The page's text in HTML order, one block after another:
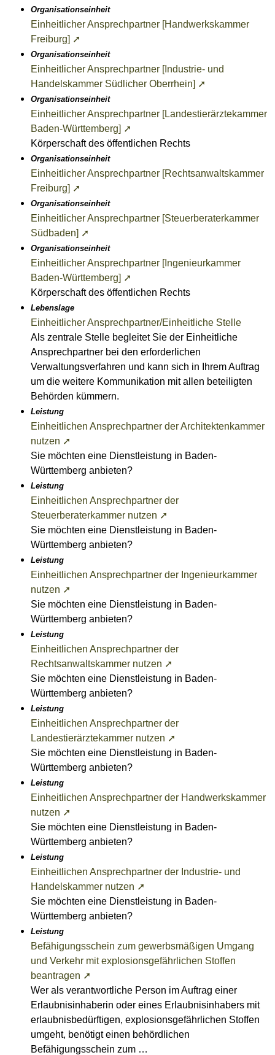
Organisationseinheit
Einheitlicher Ansprechpartner [Handwerkskammer
Freiburg] ➚
Organisationseinheit
Einheitlicher Ansprechpartner [Industrie- und
Handelskammer Südlicher Oberrhein] ➚
Organisationseinheit
Einheitlicher Ansprechpartner [Landestierärztekammer
Baden-Württemberg] ➚
Körperschaft des öffentlichen Rechts
Organisationseinheit
Einheitlicher Ansprechpartner [Rechtsanwaltskammer
Freiburg] ➚
Organisationseinheit
Einheitlicher Ansprechpartner [Steuerberaterkammer
Südbaden] ➚
Organisationseinheit
Einheitlicher Ansprechpartner [Ingenieurkammer
Baden-Württemberg] ➚
Körperschaft des öffentlichen Rechts
Lebenslage
Einheitlicher Ansprechpartner/Einheitliche Stelle
Als zentrale Stelle begleitet Sie der Einheitliche
Ansprechpartner bei den erforderlichen
Verwaltungsverfahren und kann sich in Ihrem Auftrag
um die weitere Kommunikation mit allen beteiligten
Behörden kümmern.
Leistung
Einheitlichen Ansprechpartner der Architektenkammer
nutzen ➚
Sie möchten eine Dienstleistung in Baden-
Württemberg anbieten?
Leistung
Einheitlichen Ansprechpartner der
Steuerberaterkammer nutzen ➚
Sie möchten eine Dienstleistung in Baden-
Württemberg anbieten?
Leistung
Einheitlichen Ansprechpartner der Ingenieurkammer
nutzen ➚
Sie möchten eine Dienstleistung in Baden-
Württemberg anbieten?
Leistung
Einheitlichen Ansprechpartner der
Rechtsanwaltskammer nutzen ➚
Sie möchten eine Dienstleistung in Baden-
Württemberg anbieten?
Leistung
Einheitlichen Ansprechpartner der
Landestierärztekammer nutzen ➚
Sie möchten eine Dienstleistung in Baden-
Württemberg anbieten?
Leistung
Einheitlichen Ansprechpartner der Handwerkskammer
nutzen ➚
Sie möchten eine Dienstleistung in Baden-
Württemberg anbieten?
Leistung
Einheitlichen Ansprechpartner der Industrie- und
Handelskammer nutzen ➚
Sie möchten eine Dienstleistung in Baden-
Württemberg anbieten?
Leistung
Befähigungsschein zum gewerbsmäßigen Umgang
und Verkehr mit explosionsgefährlichen Stoffen
beantragen ➚
Wer als verantwortliche Person im Auftrag einer
Erlaubnisinhaberin oder eines Erlaubnisinhabers mit
erlaubnisbedürftigen, explosionsgefährlichen Stoffen
umgeht, benötigt einen behördlichen
Befähigungsschein zum …